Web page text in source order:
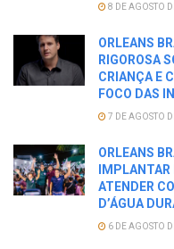
8 DE AGOSTO
ORLEANS
RIGOROSA
CRIANÇA E
FOCO DAS
7 DE AGOSTO
ORLEANS
IMPLANTAR
ATENDER
D’ÁGUA
6 DE AGOSTO